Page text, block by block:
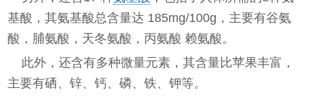
基酸，其氨基酸总含量达 185mg/100g，主要有谷氨
酸，脯氨酸，天冬氨酸，丙氨酸 赖氨酸。
此外，还含有多种微量元素，其含量比苹果丰富，
主要有硒、锌、钙、磷、铁、钾等。